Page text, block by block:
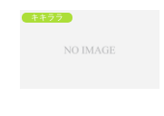
キキララ